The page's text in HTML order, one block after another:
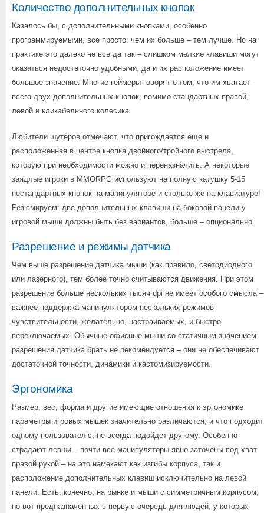
Количество дополнительных кнопок
Казалось бы, с дополнительными кнопками, особенно
программируемыми, все просто: чем их больше – тем лучше. Но на
практике это далеко не всегда так – слишком мелкие клавиши могут
оказаться недостаточно удобными, да и их расположение имеет
большое значение. Многие геймеры говорят о том, что им хватает
всего двух дополнительных кнопок, помимо стандартных правой,
левой и кликабельного колесика.
Любители шутеров отмечают, что пригождается еще и
расположенная в центре кнопка двойного/тройного выстрела,
которую при необходимости можно и переназначить. А некоторые
заядлые игроки в MMORPG используют на полную катушку 5-15
нестандартных кнопок на манипуляторе и столько же на клавиатуре!
Резюмируем: две дополнительных клавиши на боковой панели у
игровой мыши должны быть без вариантов, больше – опционально.
Разрешение и режимы датчика
Чем выше разрешение датчика мыши (как правило, светодиодного
или лазерного), тем более точно считываются движения. При этом
разрешение больше нескольких тысяч dpi не имеет особого смысла –
важнее поддержка манипулятором нескольких режимов
чувствительности, желательно, настраиваемых, и быстро
переключаемых. Обычные офисные мыши со статичным значением
разрешения датчика брать не рекомендуется – они не обеспечивают
достаточной точности, динамики и кастомизируемости.
Эргономика
Размер, вес, форма и другие имеющие отношения к эргономике
параметры игровых мышек значительно различаются, и что подходит
одному пользователю, не всегда подойдет другому. Особенно
страдают левши – почти все манипуляторы явно заточены под хват
правой рукой – на это намекают как изгибы корпуса, так и
расположение дополнительных клавиш исключительно на левой
панели. Есть, конечно, на рынке и мыши с симметричным корпусом,
но вот предназначенных в первую очередь для людей, у которых